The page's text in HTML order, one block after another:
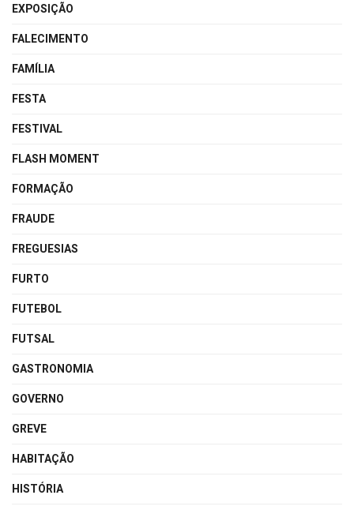
EXPOSIÇÃO
FALECIMENTO
FAMÍLIA
FESTA
FESTIVAL
FLASH MOMENT
FORMAÇÃO
FRAUDE
FREGUESIAS
FURTO
FUTEBOL
FUTSAL
GASTRONOMIA
GOVERNO
GREVE
HABITAÇÃO
HISTÓRIA